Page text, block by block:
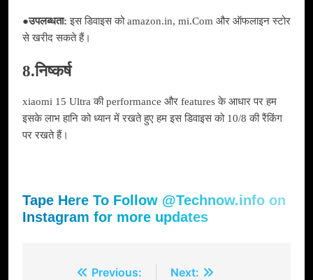
●उपलब्धता: इस डिवाइस को amazon.in, mi.Com और ऑफलाइन स्टोर
से खरीद सकते हैं।
8.निष्कर्ष
xiaomi 15 Ultra की performance और features के आधार पर हम
इसके लाभ हानि को ध्यान में रखते हुए हम इस डिवाइस को 10/8 की रैंकिंग
पर रखते हैं।
Tape Here To Follow @Technow.info on
Instagram for more updates
Previous:
Next: